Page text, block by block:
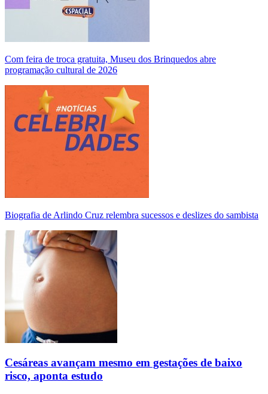
Com feira de troca gratuita, Museu dos Brinquedos abre
programação cultural de 2026
Biografia de Arlindo Cruz relembra sucessos e deslizes do sambista
Cesáreas avançam mesmo em gestações de baixo
risco, aponta estudo